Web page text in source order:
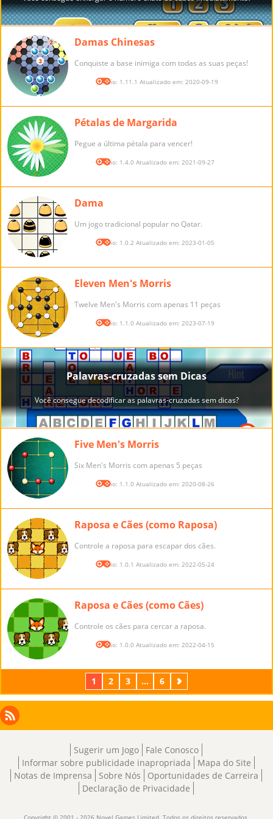
Damas Chinesas
Conquiste a base inimiga com todas as suas peças!
Versão: 1.11.1 Atualizado em: 2020-09-19
Pétalas de Margarida
Pegue a última pétala para vencer!
Versão: 1.4.0 Atualizado em: 2021-09-27
Dama
Um jogo tradicional popular no Qatar.
Versão: 1.0.2 Atualizado em: 2023-01-05
Eleven Men's Morris
Twelve Men's Morris com apenas 11 peças
Versão: 1.1.0 Atualizado em: 2023-07-19
Five Men's Morris
Six Men's Morris com apenas 5 peças
Versão: 1.1.0 Atualizado em: 2020-08-26
Raposa e Cães (como Raposa)
Controle a raposa para escapar dos cães.
Versão: 1.0.1 Atualizado em: 2022-05-24
Raposa e Cães (como Cães)
Controle os cães para cercar a raposa.
Versão: 1.0.0 Atualizado em: 2022-04-15
1 2 3 ... 6 Próximo
Facebook
Instagram
X
LinkedIn
RSS
Sugerir um Jogo
Fale Conosco
Informar sobre publicidade inapropriada
Mapa do Site
Notas de Imprensa
Sobre Nós
Oportunidades de Carreira
Declaração de Privacidade
Copyright © 2001 - 2026 Novel Games Limited. Todos os direitos reservados.